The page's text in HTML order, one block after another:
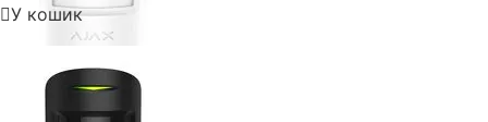
У кошик